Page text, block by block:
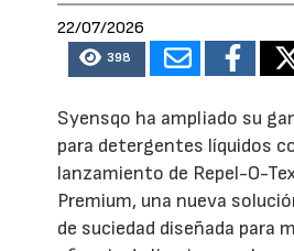
22/07/2026
398
Syensqo ha ampliado su
para detergentes líquidos
lanzamiento de Repel-O-
Premium, una nueva
de suciedad diseñada para